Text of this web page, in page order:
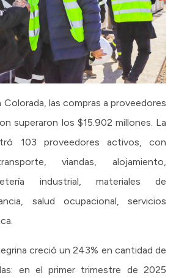
las compras a proveedores
superaron los $15.902 millones. La
103 proveedores activos, con
viandas, alojamiento,
industrial, materiales de
salud ocupacional, servicios
creció un 243% en cantidad de
en el primer trimestre de 2025